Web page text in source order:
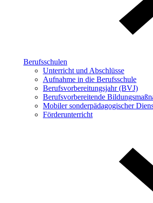
Berufsschulen
Unterricht und Abschlüsse
Aufnahme in die Berufsschule
Berufsvorbereitungsjahr (BVJ)
Berufsvorbereitende
Mobiler sonderpädagogischer
Förderunterricht